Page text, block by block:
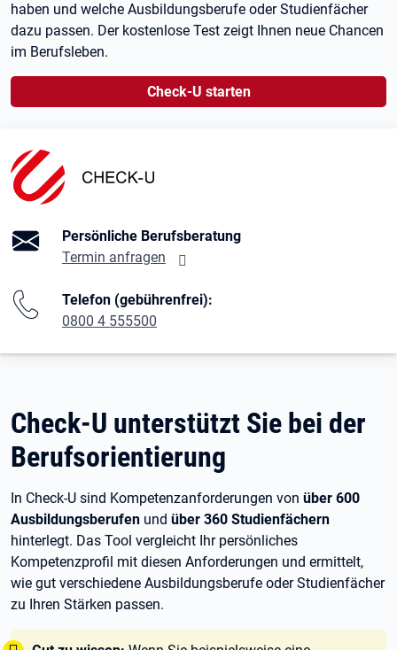
haben und welche Ausbildungsberufe oder Studienfächer
dazu passen. Der kostenlose Test zeigt Ihnen neue Chancen
im Berufsleben.
Check-U starten
Branding-Bereich Beschreibung
Persönliche Berufsberatung
Termin anfragen
Telefon (gebührenfrei):
0800 4 555500
Check-U unterstützt Sie bei der
Berufsorientierung
In Check-U sind Kompetenzanforderungen von über 600
Ausbildungsberufen und über 360 Studienfächern
hinterlegt. Das Tool vergleicht Ihr persönliches
Kompetenzprofil mit diesen Anforderungen und ermittelt,
wie gut verschiedene Ausbildungsberufe oder Studienfächer
zu Ihren Stärken passen.